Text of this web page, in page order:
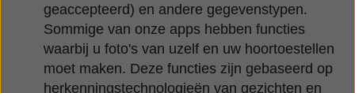
geaccepteerd) en andere gegevenstypen.
Sommige van onze apps hebben functies
waarbij u foto's van uzelf en uw hoortoestellen
moet maken. Deze functies zijn gebaseerd op
herkenningstechnologieën van gezichten en